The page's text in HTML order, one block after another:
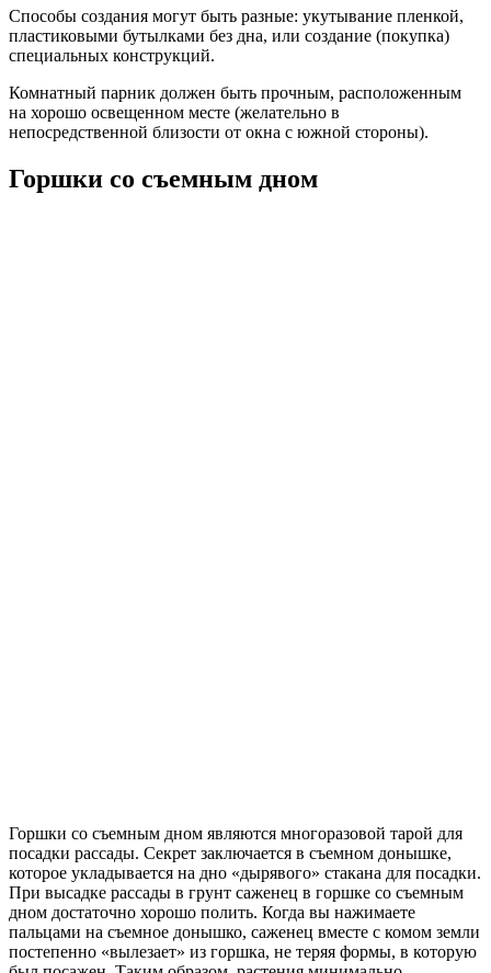
Способы создания могут быть разные: укутывание пленкой,
пластиковыми бутылками без дна, или создание (покупка)
специальных конструкций.
Комнатный парник должен быть прочным, расположенным
на хорошо освещенном месте (желательно в
непосредственной близости от окна с южной стороны).
Горшки со съемным дном
Горшки со съемным дном являются многоразовой тарой для
посадки рассады. Секрет заключается в съемном донышке,
которое укладывается на дно «дырявого» стакана для посадки.
При высадке рассады в грунт саженец в горшке со съемным
дном достаточно хорошо полить. Когда вы нажимаете
пальцами на съемное донышко, саженец вместе с комом земли
постепенно «вылезает» из горшка, не теряя формы, в которую